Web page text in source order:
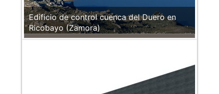
Edificio de control cuenca del Duero en
Ricobayo (Zamora)